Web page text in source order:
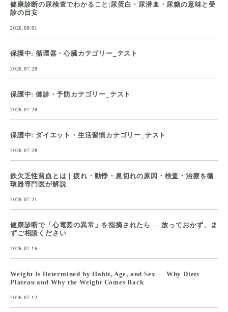
健康診断の尿検査でわかること|尿蛋白・尿潜血・尿糖の意味と受
診の目安
2026.08.01
保護中: 循環器・心臓カテゴリー_テスト
2026.07.28
保護中: 健診・予防カテゴリー_テスト
2026.07.28
保護中: ダイエット・生活習慣カテゴリー_テスト
2026.07.28
鉄欠乏性貧血とは｜疲れ・動悸・息切れの原因・検査・治療を循
環器専門医が解説
2026.07.21
健康診断で「心電図の異常」を指摘されたら ― 放っておかず、ま
ずご相談ください
2026.07.16
Weight Is Determined by Habit, Age, and Sex — Why Diets
Plateau and Why the Weight Comes Back
2026.07.12